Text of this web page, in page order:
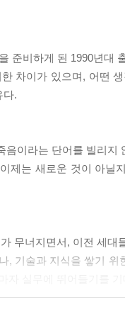
준비하게 된 1990년대
차이가 있으며, 어떤
다.
음이라는 단어를 빌리
제는 새로운 것이 아닐
무너지면서, 이전 세
, 기술과 지식을 쌓기